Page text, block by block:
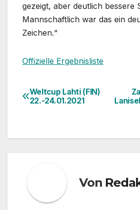
gezeigt, aber deutlich bessere
Mannschaftlich war das ein
Zeichen.“
Offizielle Ergebnisliste
Weltcup Lahti (FIN)
22.-24.01.2021
Von